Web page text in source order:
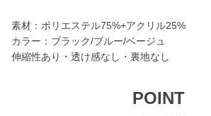
素材：ポリエステル75%+アクリル25%
カラー：ブラック/ブルー/ベージュ
伸縮性あり・透け感なし・裏地なし
POINT